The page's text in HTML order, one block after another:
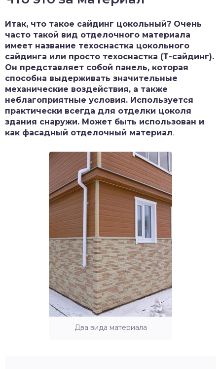
Итак, что такое сайдинг цокольный? Очень
часто такой вид отделочного материала
имеет название техоснастка цокольного
сайдинга или просто техоснастка (Т-сайдинг).
Он представляет собой панель, которая
способна выдерживать значительные
механические воздействия, а также
неблагоприятные условия. Используется
практически всегда для отделки цоколя
здания снаружи. Может быть использован и
как фасадный отделочный материал.
Два вида материала